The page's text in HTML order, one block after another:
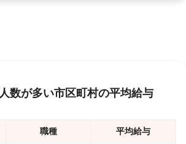
数が多い市区町村の平均給与
職種 平均給与